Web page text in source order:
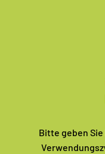
Bitte geben